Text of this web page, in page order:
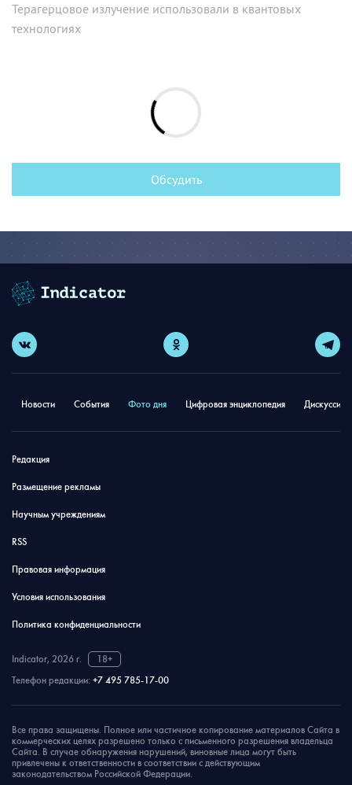
Терагерцовое излучение использовали в квантовых
технологиях
Обсудить
Новости События Фото дня Цифровая энциклопедия
Редакция
Размещение рекламы
Научным учреждениям
RSS
Правовая информация
Условия использования
Политика конфиденциальности
Indicator, 2026 г.
18+
Телефон редакции: +7 495 785-17-00
Все права защищены. Полное или частичное копирование материалов Сайта в
коммерческих целях разрешено только с письменного разрешения владельца
Сайта. В случае обнаружения нарушений, виновные лица могут быть
привлечены к ответственности в соответствии с действующим
законодательством Российской Федерации.